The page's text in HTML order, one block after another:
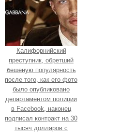
Калифорнийский
преступник, обретший
бешеную популярность
после того, как его фото
было опубликовано
департаментом полиции
в Facebook, наконец
подписал контракт на 30
тысяч долларов с